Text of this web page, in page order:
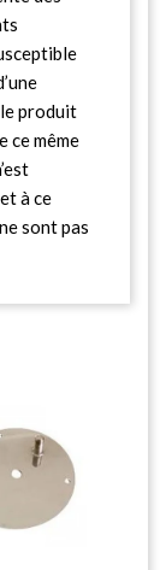
le produit
ce même
à ce
sont pas